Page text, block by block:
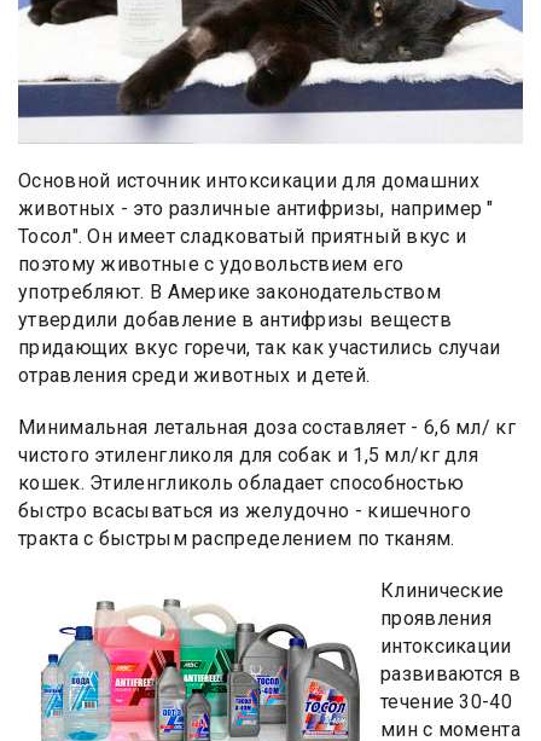
Основной источник интоксикации для домашних
животных - это различные антифризы, например "
Тосол". Он имеет сладковатый приятный вкус и
поэтому животные с удовольствием его
употребляют. В Америке законодательством
утвердили добавление в антифризы веществ
придающих вкус горечи, так как участились случаи
отравления среди животных и детей.
Минимальная летальная доза составляет - 6,6 мл/ кг
чистого этиленгликоля для собак и 1,5 мл/кг для
кошек. Этиленгликоль обладает способностью
быстро всасываться из желудочно - кишечного
тракта с быстрым распределением по тканям.
Клинические
проявления
интоксикации
развиваются в
течение 30-40
мин с момента